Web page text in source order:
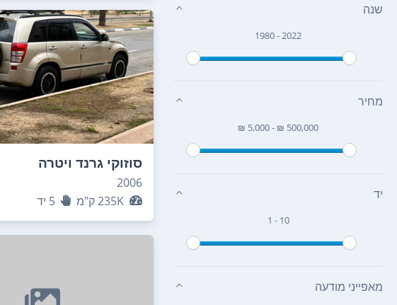
שנה
1980 - 2022
מחיר
₪ 5,000 - ₪ 500,000
יד
1 - 10
מאפייני מודעה
סוזוקי גרנד ויטרה
2006
235Kק"מ 5 יד